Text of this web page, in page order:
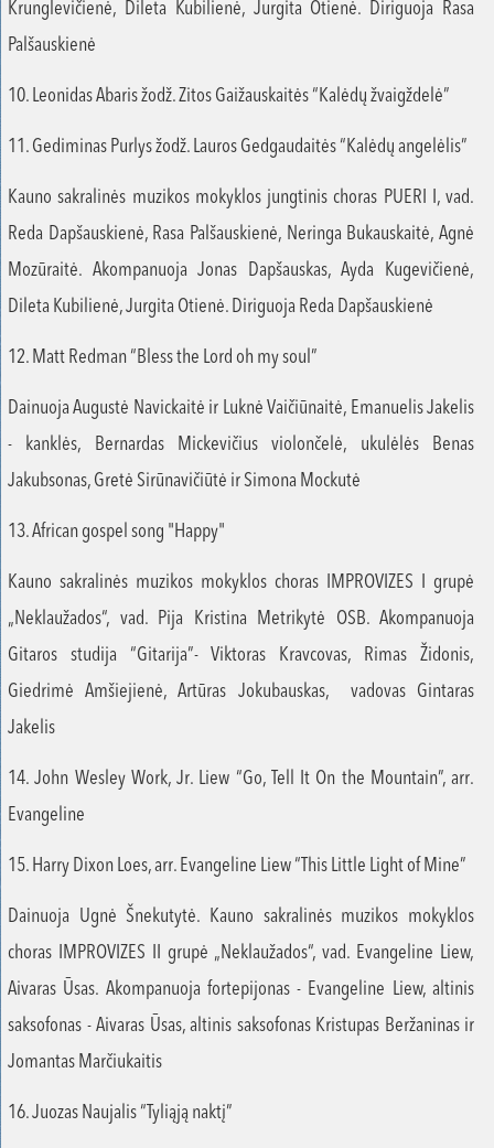
Krunglevičienė, Dileta Kubilienė, Jurgita Otienė. Diriguoja Rasa
Palšauskienė
10. Leonidas Abaris žodž. Zitos Gaižauskaitės “Kalėdų žvaigždelė”
11. Gediminas Purlys žodž. Lauros Gedgaudaitės “Kalėdų angelėlis”
Kauno sakralinės muzikos mokyklos jungtinis choras PUERI I, vad.
Reda Dapšauskienė, Rasa Palšauskienė, Neringa Bukauskaitė, Agnė
Mozūraitė. Akompanuoja Jonas Dapšauskas, Ayda Kugevičienė,
Dileta Kubilienė, Jurgita Otienė. Diriguoja Reda Dapšauskienė
12. Matt Redman “Bless the Lord oh my soul”
Dainuoja Augustė Navickaitė ir Luknė Vaičiūnaitė, Emanuelis Jakelis
- kanklės, Bernardas Mickevičius violončelė, ukulėlės Benas
Jakubsonas, Gretė Sirūnavičiūtė ir Simona Mockutė
13. African gospel song "Happy"
Kauno sakralinės muzikos mokyklos choras IMPROVIZES I grupė
„Neklaužados“, vad. Pija Kristina Metrikytė OSB. Akompanuoja
Gitaros studija “Gitarija”- Viktoras Kravcovas, Rimas Židonis,
Giedrimė Amšiejienė, Artūras Jokubauskas, vadovas Gintaras
Jakelis
14. John Wesley Work, Jr. Liew “Go, Tell It On the Mountain”, arr.
Evangeline
15. Harry Dixon Loes, arr. Evangeline Liew “This Little Light of Mine”
Dainuoja Ugnė Šnekutytė. Kauno sakralinės muzikos mokyklos
choras IMPROVIZES II grupė „Neklaužados“, vad. Evangeline Liew,
Aivaras Ūsas. Akompanuoja fortepijonas - Evangeline Liew, altinis
saksofonas - Aivaras Ūsas, altinis saksofonas Kristupas Beržaninas ir
Jomantas Marčiukaitis
16. Juozas Naujalis “Tyliąją naktį”